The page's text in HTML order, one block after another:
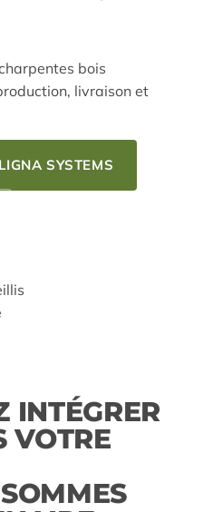
bois
livraison et
SYSTEMS
INTÉGRER
VOTRE